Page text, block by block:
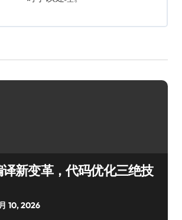
新变革，代码优化三绝技
10, 2026